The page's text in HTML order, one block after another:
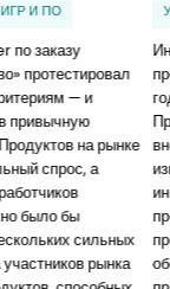
И ПО
по заказу
протестировал
— и
привычную
на рынке
спрос, а
было бы
сильных
рынка